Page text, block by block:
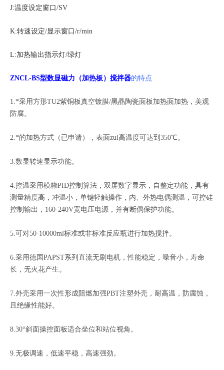
J:温度设定窗口/SV
K:转速设定/显示窗口/r/min
L:加热输出指示灯/绿灯
ZNCL-BS型数显磁力（加热板）搅拌器的特点
1.*采用方形TU2紫铜板真空镀膜/黑晶陶瓷面板加热面加热，美观
防腐。
2.*的加热方式（已申请），表面zui高温度可达到350℃。
3.数显转速显示功能。
4.控温采用模糊PID控制算法，双屏数字显示，自整定功能，具有
测量精度高，冲温小，单键轻触操作，内、外热电偶测温，可控硅
控制输出，160-240V宽电压电源，并有断偶保护功能。
5.可对50-10000ml标准或非标准反应瓶进行加热搅拌。
6.采用德国PAPST系列直流无刷电机，性能稳定，噪音小，寿命
长，无火花产生。
7.外壳采用一次性形成阻燃加强PBT注塑外壳，耐高温，防腐蚀，
且绝缘性能好。
8.30°斜面操控面板适合坐位和站位视角。
9.无极调速，低速平稳，高速强劲。